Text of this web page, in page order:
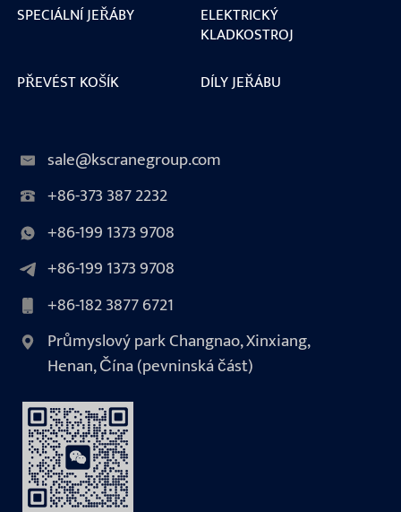
SPECIÁLNÍ JEŘÁBY
ELEKTRICKÝ
KLADKOSTROJ
PŘEVÉST KOŠÍK
DÍLY JEŘÁBU
sale@kscranegroup.com
+86-373 387 2232
+86-199 1373 9708
+86-199 1373 9708
+86-182 3877 6721
Průmyslový park Changnao, Xinxiang,
Henan, Čína (pevninská část)